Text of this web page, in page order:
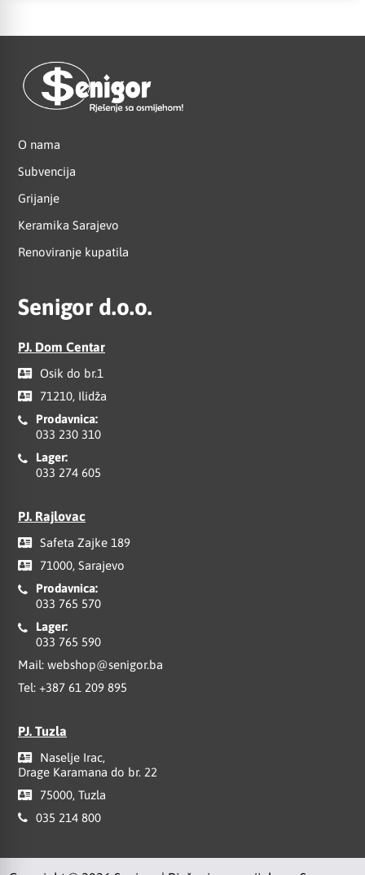
O nama
Subvencija
Grijanje
Keramika Sarajevo
Renoviranje kupatila
Senigor d.o.o.
PJ. Dom Centar
Osik do br.1
71210, Ilidža
Prodavnica:
033 230 310
Lager:
033 274 605
PJ. Rajlovac
Safeta Zajke 189
71000, Sarajevo
Prodavnica:
033 765 570
Lager:
033 765 590
Mail: webshop@senigor.ba
Tel: +387 61 209 895
PJ. Tuzla
Naselje Irac,
Drage Karamana do br. 22
75000, Tuzla
035 214 800